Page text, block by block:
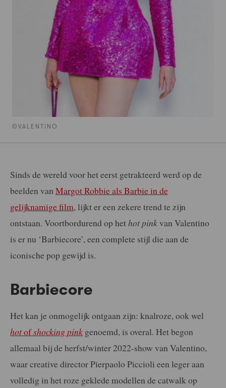
©VALENTINO
Sinds de wereld voor het eerst getrakteerd werd op de
beelden van Margot Robbie als Barbie in de
gelijknamige film, lijkt er een zekere trend te zijn
ontstaan. Voortbordurend op hethot pinkvan Valentino
is er nu ‘Barbiecore’, een complete stijl die aan de
iconische pop gewijd is.
Barbiecore
Het kan je onmogelijk ontgaan zijn: knalroze, ook wel
hotofshocking pink genoemd, is overal. Het begon
allemaal bij de herfst/winter 2022-show van Valentino,
waar creative director Pierpaolo Piccioli een leger aan
volledig in het roze geklede modellen de catwalk op